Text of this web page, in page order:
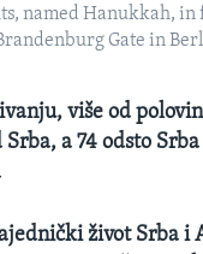
named Hanukkah, in
Gate in
više od
a 74 odsto
život Srba i